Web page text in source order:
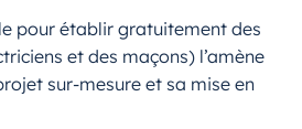
pour établir gratuitement des
et des maçons) l’amène
sur-mesure et sa mise en